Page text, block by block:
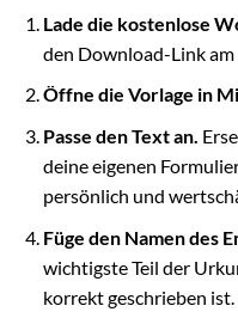
Lade die kostenlose
den Download-Link am
Öffne die Vorlage in
Passe den Text an.
deine eigenen
persönlich und
Füge den Namen des
wichtigste Teil der
korrekt geschrieben ist.